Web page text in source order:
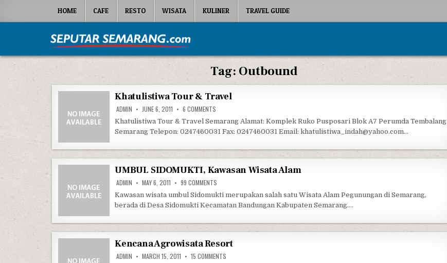
HOME CAFE RESTO WISATA KULINER TRAVEL GUIDE
Seputar Semarang
Tag: Outbound
Khatulistiwa Tour & Travel
ADMIN JUNE 6, 2011 6 COMMENTS
Khatulistiwa Tour & Travel Semarang Alamat: Komplek Ruko Pusposari Blok A7 Perumda Tembalang
Semarang Telepon: 0247460031 Fax: 0247460031 Email: khatulistiwa_indah@yahoo.com…
UMBUL SIDOMUKTI, Kawasan Wisata Alam
ADMIN MAY 6, 2011 99 COMMENTS
Kawasan wisata umbul Sidomukti merupakan salah satu Wisata Alam Pegunungan di Semarang,
berada di Desa Sidomukti Kecamatan Bandungan Kabupaten Semarang….
Kencana Agrowisata Resort
ADMIN MARCH 15, 2011 15 COMMENTS